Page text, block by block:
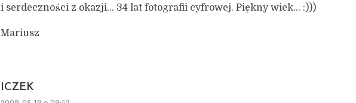
i serdeczności z okazji… 34 lat fotografii cyfrowej. Piękny wiek… :)))
Mariusz
ICZEK